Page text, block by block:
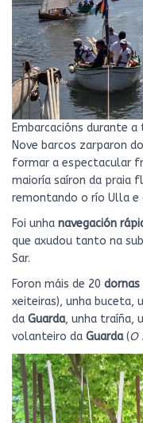
Embarcacións durante a
Nove barcos zarparon
formar a espectacular
maioría saíron da praia
remontando o río Ulla e
Foi unha navegación
que axudou tanto na
Sar.
Foron máis de 20 dornas
xeiteiras), unha buceta,
da Guarda, unha traíña,
volanteiro da Guarda(O